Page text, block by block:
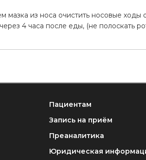
мазка из носа очистить носовые ходы
4 часа после еды, (не полоскать
Пациентам
Запись на приём
Преаналитика
Юридическая